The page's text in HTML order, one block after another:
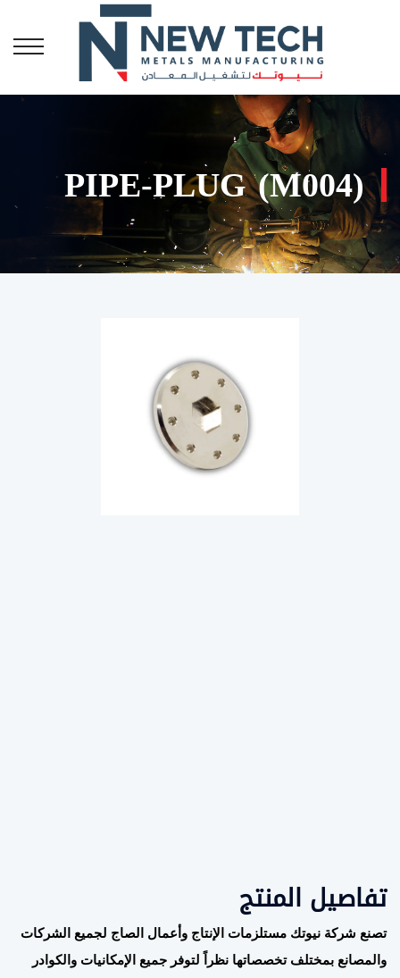
PIPE-PLUG (M004)
تفاصيل المنتج
تصنع شركة نيوتك مستلزمات الإنتاج وأعمال الصاج لجميع الشركات
والمصانع بمختلف تخصصاتها نظراً لتوفر جميع الإمكانيات والكوادر